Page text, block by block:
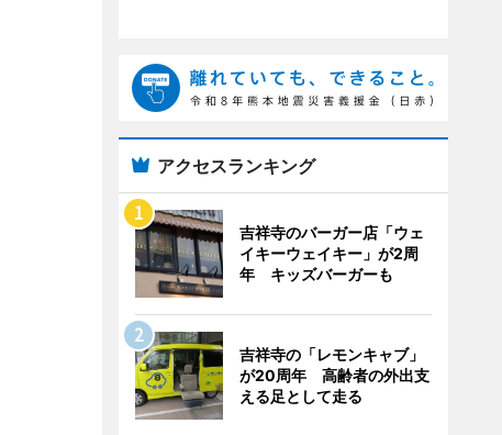
アクセスランキング
吉祥寺のバーガー店「ウェ
イキーウェイキー」が2周
年 キッズバーガーも
吉祥寺の「レモンキャブ」
が20周年 高齢者の外出支
える足として走る